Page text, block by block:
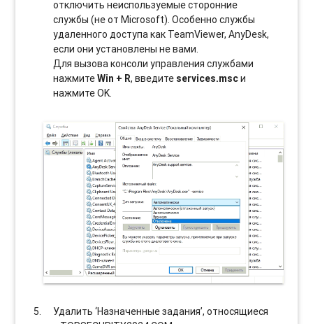
отключить неиспользуемые сторонние
службы (не от Microsoft). Особенно службы
удаленного доступа как TeamViewer, AnyDesk,
если они установлены не вами.
Для вызова консоли управления службами
нажмитеWin + R, введите services.mscи
нажмите OK.
Удалить ‘Назначенные задания’, относящиеся